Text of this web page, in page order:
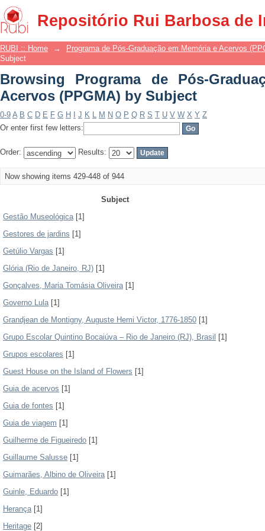
Repositório Rui Barbosa de
Browsing Programa de Pós-
Subject
RUBI :: Home →
Programa de Pós-Graduação em Memória e Acervos
Subject
Browsing Programa de Pós-
Acervos (PPGMA) by Subject
0-9 A B C D E F G H J K L M N O P Q R S T U V W X Y Z
Or enter first few letters:
Order: Results:
Now showing items 429-448 of 944
Subject
Gestão Museológica[1]
Gestores de jardins [1]
Getúlio Vargas [1]
Glória (Rio de Janeiro, RJ) [1]
Gonçalves, Maria Tomásia Oliveira[1]
Governo Lula[1]
Grandjean de Montigny, Auguste Hemi Victor, 1776-1850 [1]
Grupo Escolar Quintino Bocaiúva – Rio de Janeiro (RJ), Brasil
[1]
Grupos escolares [1]
Guest House on the Island of Flowers [1]
Guia de acervos [1]
Guia de fontes [1]
Guia de viagem [1]
Guilherme de Figueiredo [1]
Guillaume Salusse [1]
Guimarães, Albino de Oliveira[1]
Guinle, Eduardo [1]
Herança[1]
Heritage [2]